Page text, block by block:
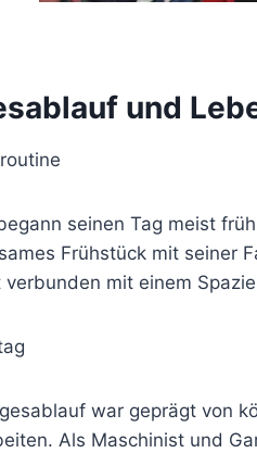
und
seinen Tag meist
Frühstück mit seiner
verbunden mit einem
war geprägt von
Als Maschinist und